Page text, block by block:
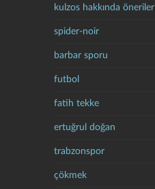
kulzos hakkında öneriler
spider-noir
barbar sporu
futbol
fatih tekke
ertuğrul doğan
trabzonspor
çökmek